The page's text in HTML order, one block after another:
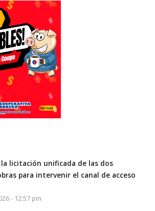
licitación unificada de las dos
para intervenir el canal de acceso
- 12:57 pm